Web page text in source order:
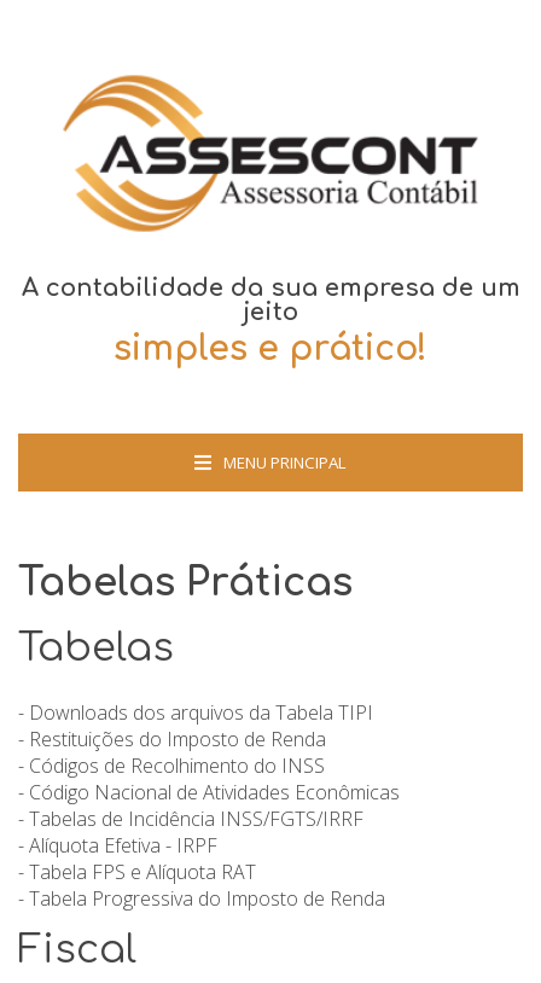
A contabilidade da sua empresa de um
jeito
simples e prático!
MENU PRINCIPAL
Tabelas Práticas
Tabelas
- Downloads dos arquivos da Tabela TIPI
- Restituições do Imposto de Renda
- Códigos de Recolhimento do INSS
- Código Nacional de Atividades Econômicas
- Tabelas de Incidência INSS/FGTS/IRRF
- Alíquota Efetiva - IRPF
- Tabela FPS e Alíquota RAT
- Tabela Progressiva do Imposto de Renda
Fiscal